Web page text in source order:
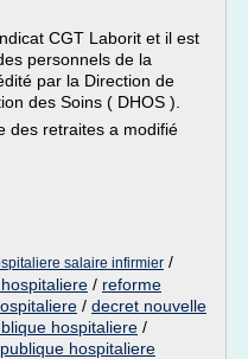
CGT Laborit et il est
personnels de la
par la Direction de
des Soins ( DHOS ).
des retraites a modifié
salaire infirmier /
/ reforme
/ decret nouvelle
hospitaliere /
hospitaliere